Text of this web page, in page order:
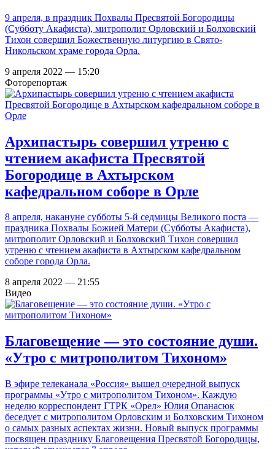
9 апреля, в праздник Похвалы Пресвятой Богородицы
(Субботу Акафиста), митрополит Орловский и Болховский
Тихон совершил Божественную литургию в Свято-
Никольском храме города Орла.
9 апреля 2022 — 15:20
Фоторепортаж
Архипастырь совершил утреню с
чтением акафиста Пресвятой
Богородице в Ахтырском
кафедральном соборе в Орле
8 апреля, накануне субботы 5-й седмицы Великого поста —
праздника Похвалы Божией Матери (Субботы Акафиста),
митрополит Орловский и Болховский Тихон совершил
утреню с чтением акафиста в Ахтырском кафедральном
соборе города Орла.
8 апреля 2022 — 21:55
Видео
Благовещение — это состояние души.
«Утро с митрополитом Тихоном»
В эфире телеканала «Россия» вышел очередной выпуск
программы «Утро с митрополитом Тихоном». Каждую
неделю корреспондент ГТРК «Орел» Юлия Опанасюк
беседует с митрополитом Орловским и Болховским Тихоном
о самых разных аспектах жизни. Новый выпуск программы
посвящен празднику Благовещения Пресвятой Богородицы,